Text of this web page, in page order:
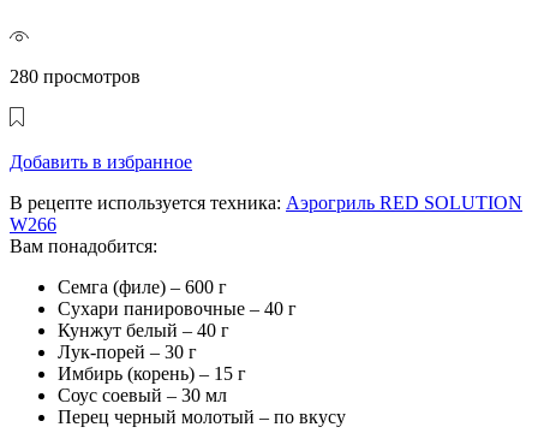
280 просмотров
Добавить в избранное
В рецепте используется техника: Аэрогриль RED SOLUTION
W266
Вам понадобится:
Семга (филе) – 600 г
Сухари панировочные – 40 г
Кунжут белый – 40 г
Лук-порей – 30 г
Имбирь (корень) – 15 г
Соус соевый – 30 мл
Перец черный молотый – по вкусу